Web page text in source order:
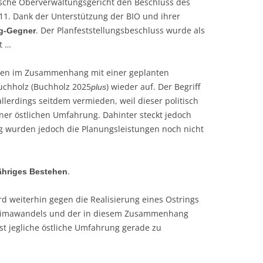
Dank der Unterstützung der BIO und ihrer
Gegner. Der Planfeststellungsbeschluss wurde als
…
im Zusammenhang mit einer geplanten
(Buchholz 2025plus) wieder auf. Der Begriff
seitdem vermieden, weil dieser politisch
östlichen Umfahrung. Dahinter steckt jedoch
wurden jedoch die Planungsleistungen noch nicht
Bestehen.
weiterhin gegen die Realisierung eines Ostrings
und der in diesem Zusammenhang
jegliche östliche Umfahrung gerade zu